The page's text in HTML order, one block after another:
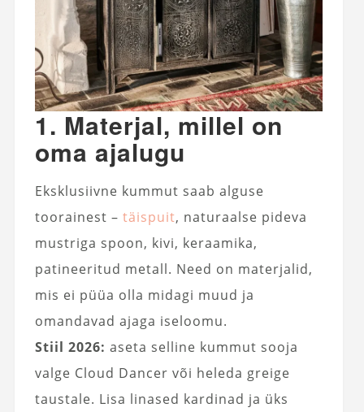
1. Materjal, millel on
oma ajalugu
Eksklusiivne kummut saab alguse
toorainest – täispuit, naturaalse pideva
mustriga spoon, kivi, keraamika,
patineeritud metall. Need on materjalid,
mis ei püüa olla midagi muud ja
omandavad ajaga iseloomu.
Stiil 2026: aseta selline kummut sooja
valge Cloud Dancer või heleda greige
taustale. Lisa linased kardinad ja üks